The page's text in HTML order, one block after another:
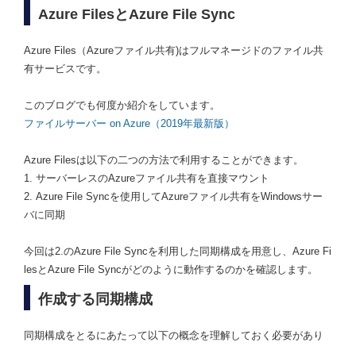
Azure FilesとAzure File Sync
Azure Files（Azureファイル共有)はフルマネージドのファイル共
有サービスです。
このブログでも何度か紹介をしています。
ファイルサーバー on Azure（2019年最新版）
Azure Filesは以下の二つの方法で利用することができます。
1. サーバーレスのAzureファイル共有を直接マウント
2. Azure File Syncを使用してAzureファイル共有をWindowsサー
バに同期
今回は2.のAzure File Syncを利用した同期構成を用意し、Azure Fi
lesとAzure File Syncがどのように動作するのかを確認します。
作成する同期構成
同期構成をとるにあたって以下の概念を理解しておく必要があり